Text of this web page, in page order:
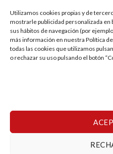
Utilizamos cookies propias y de
mostrarle publicidad personalizada en
sus hábitos de navegación (por
más información en nuestra Política
todas las cookies que utilizamos
o rechazar su uso pulsando el botón
Aviso Legal
Política de privacidad
Condiciones generales de Viaje